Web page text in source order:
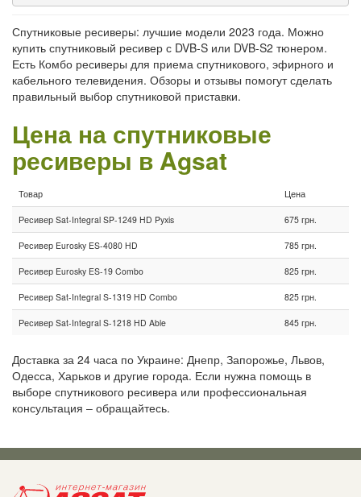
Спутниковые ресиверы: лучшие модели 2023 года. Можно
купить спутниковый ресивер с DVB-S или DVB-S2 тюнером.
Есть Комбо ресиверы для приема спутникового, эфирного и
кабельного телевидения. Обзоры и отзывы помогут сделать
правильный выбор спутниковой приставки.
Цена на спутниковые
ресиверы в Agsat
Товар Цена
Ресивер Sat-Integral SP-1249 HD Pyxis 675 грн.
Ресивер Eurosky ES-4080 HD 785 грн.
Ресивер Eurosky ES-19 Combo 825 грн.
Ресивер Sat-Integral S-1319 HD Combo 825 грн.
Ресивер Sat-Integral S-1218 HD Able 845 грн.
Доставка за 24 часа по Украине: Днепр, Запорожье, Львов,
Одесса, Харьков и другие города. Если нужна помощь в
выборе спутникового ресивера или профессиональная
консультация – обращайтесь.